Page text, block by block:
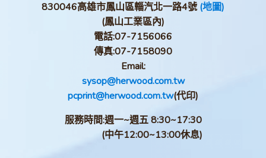
830046高雄市鳳山區輜汽北一路4號(地圖)
(鳳山工業區內)
電話:07-7156066
傳真:07-7158090
Email:
sysop@herwood.com.tw
pcprint@herwood.com.tw(代印)
服務時間:週一~週五 8:30~17:30
(中午12:00~13:00休息)